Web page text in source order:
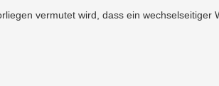
vermutet wird, dass ein wechselseitiger